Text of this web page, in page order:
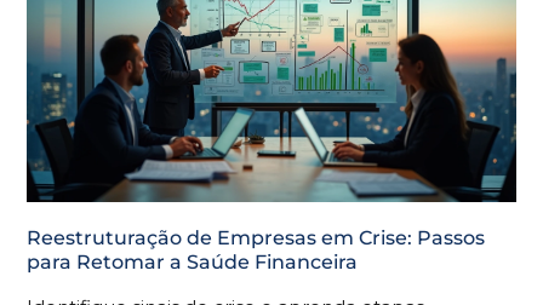
Reestruturação de Empresas em Crise: Passos
para Retomar a Saúde Financeira